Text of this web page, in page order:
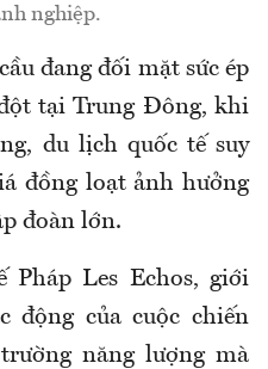
nghiệp.
đang đối mặt sức ép
tại Trung Đông, khi
du lịch quốc tế suy
đồng loạt ảnh hưởng
đoàn lớn.
Les Echos, giới
động của cuộc chiến
năng lượng mà